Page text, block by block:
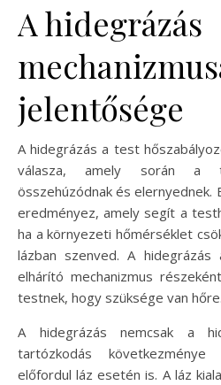
A hidegrázás
jelentősége
A hidegrázás a test
válasza, amely során a
összehúzódnak és
eredményez, amely segít a
ha a környezeti hőmérséklet
lázban szenved. A hidegrázás
elhárító mechanizmus
testnek, hogy szüksége van hőre.
A hidegrázás nemcsak a
tartózkodás
előfordul láz esetén is. A láz